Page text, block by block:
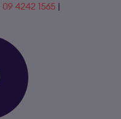
09 4242 1565 |